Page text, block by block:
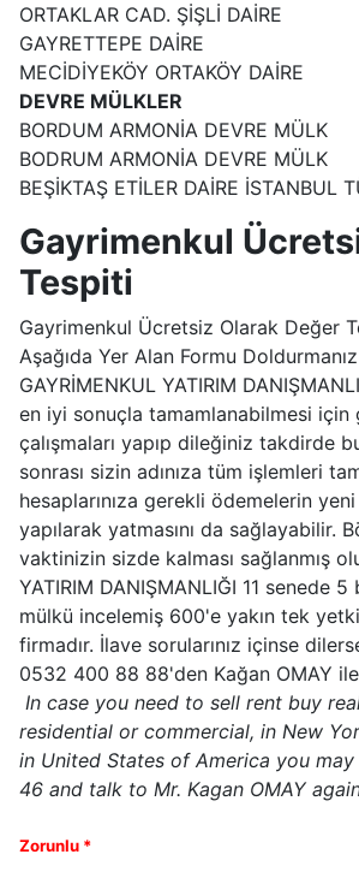
ORTAKLAR CAD. ŞİŞLİ DAİRE
GAYRETTEPE DAİRE
MECİDİYEKÖY ORTAKÖY DAİRE
DEVRE MÜLKLER
BORDUM ARMONİA DEVRE MÜLK
BODRUM ARMONİA DEVRE MÜLK
BEŞİKTAŞ ETİLER DAİRE İSTANBUL
Gayrimenkul
Tespiti
Gayrimenkul Ücretsiz Olarak Değer
Aşağıda Yer Alan Formu
GAYRİMENKUL YATIRIM
en iyi sonuçla tamamlanabilmesi için
çalışmaları yapıp dileğiniz takdirde
sonrası sizin adınıza tüm işlemleri
hesaplarınıza gerekli ödemelerin
yapılarak yatmasını da sağlayabilir.
vaktinizin sizde kalması sağlanmış
YATIRIM DANIŞMANLIĞI 11 senede
mülkü incelemiş 600'e yakın tek
firmadır. İlave sorularınız içinse
0532 400 88 88'den Kağan OMAY
In case you need to sell rent buy
residential or commercial, in New
in United States of America you
46 and talk to Mr. Kagan OMAY
Zorunlu *